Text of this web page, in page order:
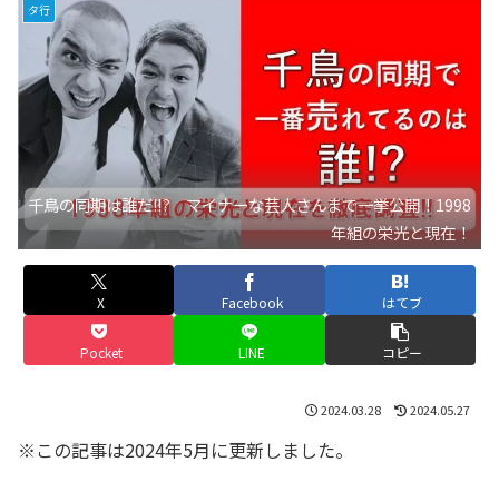
タ行
千鳥の同期は誰だ!!? マイナーな芸人さんまで一挙公開！1998
年組の栄光と現在！
X Facebook はてブ
Pocket LINE コピー
2024.03.28 2024.05.27
※この記事は2024年5月に更新しました。